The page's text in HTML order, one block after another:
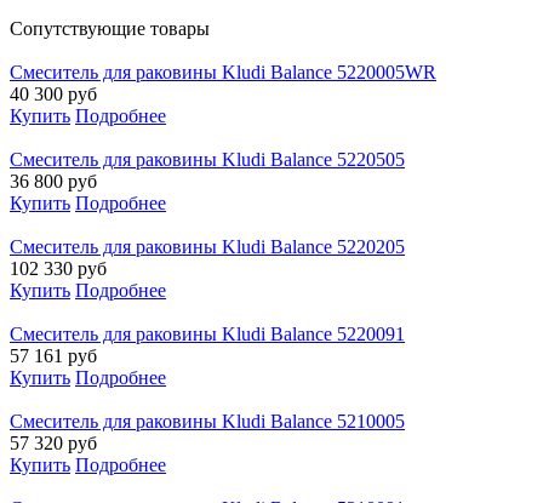
Cопутствующие товары
Смеситель для раковины Kludi Balance 5220005WR
40 300 руб
Купить Подробнее
Смеситель для раковины Kludi Balance 5220505
36 800 руб
Купить Подробнее
Смеситель для раковины Kludi Balance 5220205
102 330 руб
Купить Подробнее
Смеситель для раковины Kludi Balance 5220091
57 161 руб
Купить Подробнее
Смеситель для раковины Kludi Balance 5210005
57 320 руб
Купить Подробнее